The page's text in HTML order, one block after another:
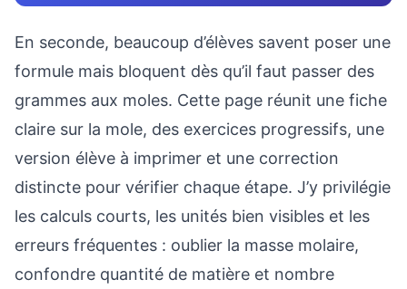
En seconde, beaucoup d’élèves savent poser une
formule mais bloquent dès qu’il faut passer des
grammes aux moles. Cette page réunit une fiche
claire sur la mole, des exercices progressifs, une
version élève à imprimer et une correction
distincte pour vérifier chaque étape. J’y privilégie
les calculs courts, les unités bien visibles et les
erreurs fréquentes : oublier la masse molaire,
confondre quantité de matière et nombre